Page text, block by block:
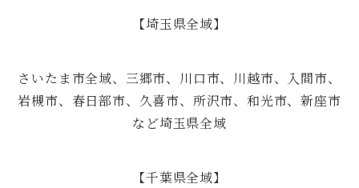
【埼玉県全域】
さいたま市全域、三郷市、川口市、川越市、入間市、
岩槻市、春日部市、久喜市、所沢市、和光市、新座市
など埼玉県全域
【千葉県全域】